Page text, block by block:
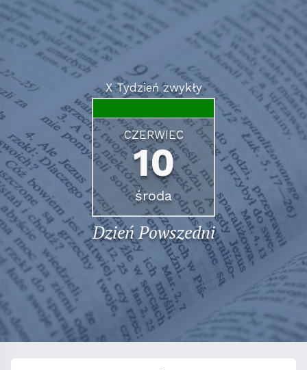
X Tydzień zwykły
CZERWIEC
10
środa
Dzień Powszedni